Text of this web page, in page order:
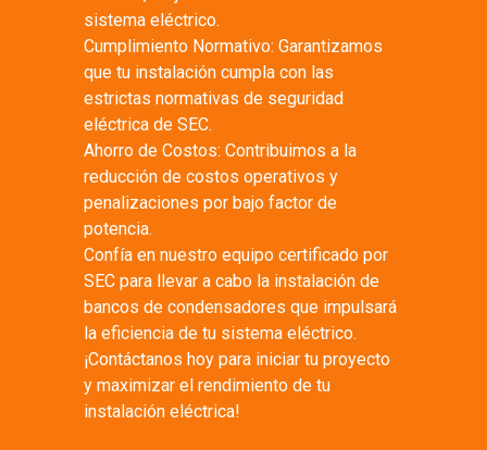
sistema eléctrico.
Cumplimiento Normativo: Garantizamos
que tu instalación cumpla con las
estrictas normativas de seguridad
eléctrica de SEC.
Ahorro de Costos: Contribuimos a la
reducción de costos operativos y
penalizaciones por bajo factor de
potencia.
Confía en nuestro equipo certificado por
SEC para llevar a cabo la instalación de
bancos de condensadores que impulsará
la eficiencia de tu sistema eléctrico.
¡Contáctanos hoy para iniciar tu proyecto
y maximizar el rendimiento de tu
instalación eléctrica!